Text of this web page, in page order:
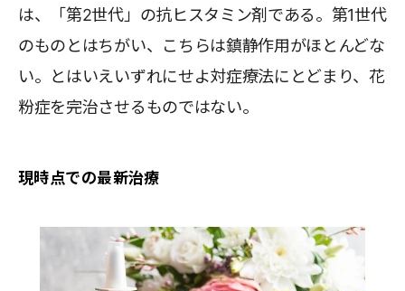
は、「第2世代」の抗ヒスタミン剤である。第1世代
のものとはちがい、こちらは鎮静作用がほとんどな
い。とはいえいずれにせよ対症療法にとどまり、花
粉症を完治させるものではない。
現時点での最新治療